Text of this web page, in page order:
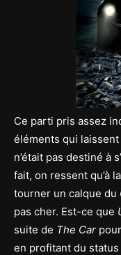
Ce parti pris assez
éléments qui
n’était pas destiné à
fait, on ressent qu’à
tourner un calque du
pas cher. Est-ce que
suite de The Car
en profitant du